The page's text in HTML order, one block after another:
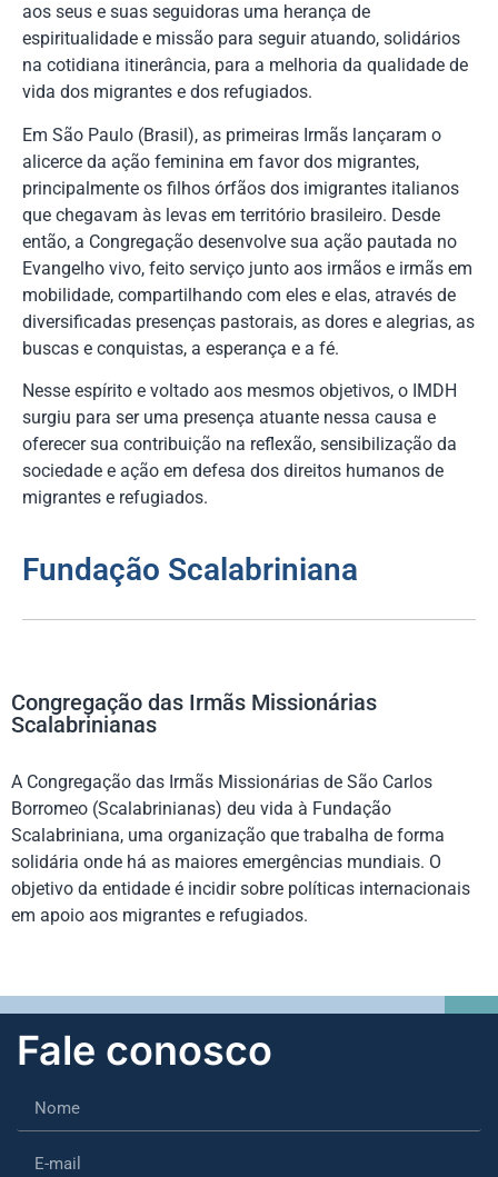
aos seus e suas seguidoras uma herança de
espiritualidade e missão para seguir atuando, solidários
na cotidiana itinerância, para a melhoria da qualidade de
vida dos migrantes e dos refugiados.
Em São Paulo (Brasil), as primeiras Irmãs lançaram o
alicerce da ação feminina em favor dos migrantes,
principalmente os filhos órfãos dos imigrantes italianos
que chegavam às levas em território brasileiro. Desde
então, a Congregação desenvolve sua ação pautada no
Evangelho vivo, feito serviço junto aos irmãos e irmãs em
mobilidade, compartilhando com eles e elas, através de
diversificadas presenças pastorais, as dores e alegrias, as
buscas e conquistas, a esperança e a fé.
Nesse espírito e voltado aos mesmos objetivos, o IMDH
surgiu para ser uma presença atuante nessa causa e
oferecer sua contribuição na reflexão, sensibilização da
sociedade e ação em defesa dos direitos humanos de
migrantes e refugiados.
Fundação Scalabriniana
Congregação das Irmãs Missionárias
Scalabrinianas
A Congregação das Irmãs Missionárias de São Carlos
Borromeo (Scalabrinianas) deu vida à Fundação
Scalabriniana, uma organização que trabalha de forma
solidária onde há as maiores emergências mundiais. O
objetivo da entidade é incidir sobre políticas internacionais
em apoio aos migrantes e refugiados.
Fale conosco